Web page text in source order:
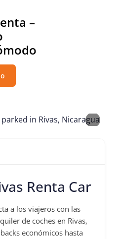
–
Renta Car
a los viajeros con las
de coches en Rivas,
económicos hasta